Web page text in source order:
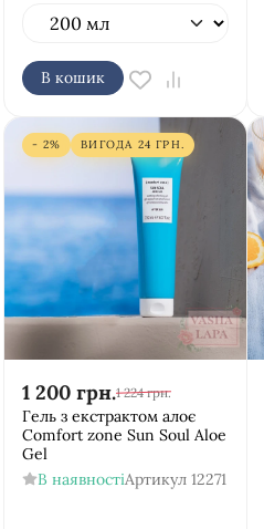
В кошик
- 2% ВИГОДА 24 ГРН.
1 200 грн.1 224 грн.
Гель з екстрактом алоє
Comfort zone Sun Soul Aloe
Gel
В наявностіАртикул 12271